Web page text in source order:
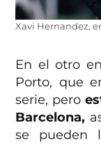
Xavi Hernandez,
En el otro
Porto, que
serie, pero
Barcelona,
se pueden